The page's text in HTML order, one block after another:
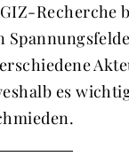
Recherche
es